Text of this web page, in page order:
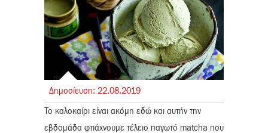
Δημοσίευση: 22.08.2019
Το καλοκαίρι είναι ακόμη εδώ και αυτήν την
εβδομάδα φτιάχνουμε τέλειο παγωτό matcha που